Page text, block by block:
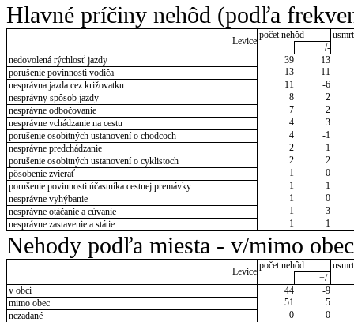
Hlavné príčiny nehôd (podľa
Levice
počet nehôd
+/-
nedovolená rýchlosť jazdy
39
13
porušenie povinnosti vodiča
13
-11
nesprávna jazda cez križovatku
11
-6
nesprávny spôsob jazdy
8
2
nesprávne odbočovanie
7
2
nesprávne vchádzanie na cestu
4
3
porušenie osobitných ustanovení o chodcoch
4
-1
nesprávne predchádzanie
2
1
porušenie osobitných ustanovení o cyklistoch
2
2
pôsobenie zvierať
1
0
porušenie povinnosti účastníka cestnej premávky
1
1
nesprávne vyhýbanie
1
0
nesprávne otáčanie a cúvanie
1
-3
nesprávne zastavenie a státie
1 1
Nehody podľa miesta - v/mimo obec
Levice
počet nehôd
+/-
v obci
44
-9
mimo obec
51
5
nezadané
0 0